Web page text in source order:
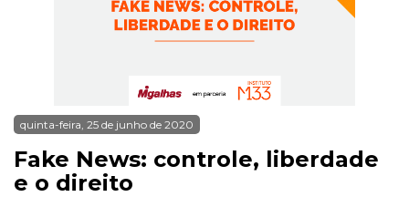
quinta-feira, 25 de junho de 2020
Fake News: controle, liberdade
e o direito